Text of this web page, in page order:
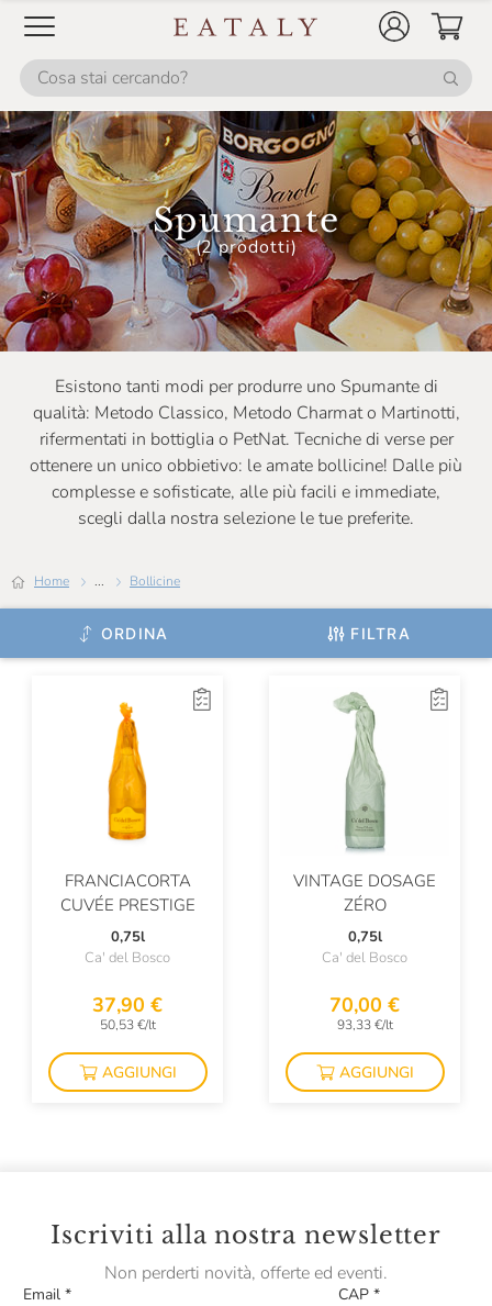
Spumante
(2 prodotti)
Esistono tanti modi per produrre uno Spumante di
qualità: Metodo Classico, Metodo Charmat o Martinotti,
rifermentati in bottiglia o PetNat. Tecniche di verse per
ottenere un unico obbietivo: le amate bollicine! Dalle più
complesse e sofisticate, alle più facili e immediate,
scegli dalla nostra selezione le tue preferite.
Home ... Bollicine
ORDINA FILTRA
Gruppo Cevico
Kettmeier
L'Autin
Marco Carpineti
Massimago
Monogram
Monte Rossa
Montellori
Opera02
Orsi San Vito
Primosic
San Giovanni
Serafini & Vidotto
Sergio Mottura
Solouva
Tonatto
Vezzoli
Villa Minelli
FRANCIACORTA
CUVÉE PRESTIGE
0,75l
Ca' del Bosco
37,90 €
50,53 €/lt
AGGIUNGI
VINTAGE DOSAGE
ZÉRO
0,75l
Ca' del Bosco
70,00 €
93,33 €/lt
AGGIUNGI
Iscriviti alla nostra newsletter
Non perderti novità, offerte ed eventi.
Email * CAP *